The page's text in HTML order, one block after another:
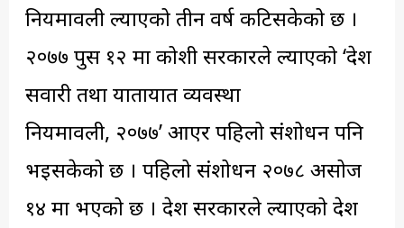
नियमावली ल्याएको तीन वर्ष कटिसकेको छ ।
२०७७ पुस १२ मा कोशी सरकारले ल्याएको ‘प्रदेश
सवारी तथा यातायात व्यवस्था
नियमावली, २०७७’ आएर पहिलो संशोधन पनि
भइसकेको छ । पहिलो संशोधन २०७८ असोज
१४ मा भएको छ । प्रदेश सरकारले ल्याएको प्रदेश